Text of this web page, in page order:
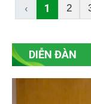
được trong 6
chuyển biến rõ
nghiệp theo
‹ 1 2
DIỄN ĐÀN